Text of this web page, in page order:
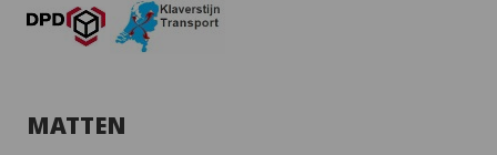
MATTEN